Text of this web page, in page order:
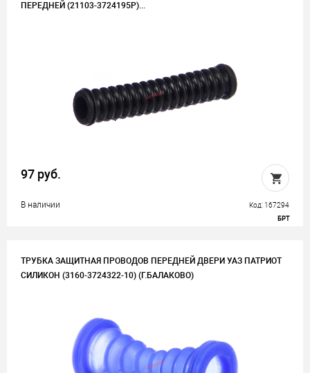
ПЕРЕДНЕЙ (21103-3724195Р)...
97 руб.
В наличии Код: 167294
БРТ
ТРУБКА ЗАЩИТНАЯ ПРОВОДОВ ПЕРЕДНЕЙ ДВЕРИ УАЗ ПАТРИОТ
СИЛИКОН (3160-3724322-10) (Г.БАЛАКОВО)